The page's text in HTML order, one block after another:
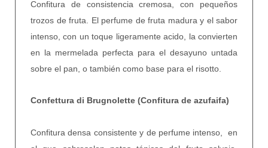
Confitura de consistencia cremosa, con pequeños
trozos de fruta. El perfume de fruta madura y el sabor
intenso, con un toque ligeramente acido, la convierten
en la mermelada perfecta para el desayuno untada
sobre el pan, o también como base para el risotto.
Confettura di Brugnolette (Confitura de azufaifa)
Confitura densa consistente y de perfume intenso, en